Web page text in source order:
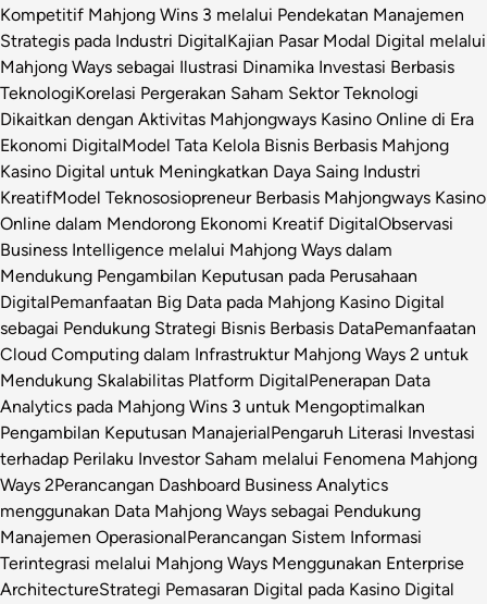
Kompetitif Mahjong Wins 3 melalui Pendekatan Manajemen
Strategis pada Industri DigitalKajian Pasar Modal Digital melalui
Mahjong Ways sebagai Ilustrasi Dinamika Investasi Berbasis
TeknologiKorelasi Pergerakan Saham Sektor Teknologi
Dikaitkan dengan Aktivitas Mahjongways Kasino Online di Era
Ekonomi DigitalModel Tata Kelola Bisnis Berbasis Mahjong
Kasino Digital untuk Meningkatkan Daya Saing Industri
KreatifModel Teknososiopreneur Berbasis Mahjongways Kasino
Online dalam Mendorong Ekonomi Kreatif DigitalObservasi
Business Intelligence melalui Mahjong Ways dalam
Mendukung Pengambilan Keputusan pada Perusahaan
DigitalPemanfaatan Big Data pada Mahjong Kasino Digital
sebagai Pendukung Strategi Bisnis Berbasis DataPemanfaatan
Cloud Computing dalam Infrastruktur Mahjong Ways 2 untuk
Mendukung Skalabilitas Platform DigitalPenerapan Data
Analytics pada Mahjong Wins 3 untuk Mengoptimalkan
Pengambilan Keputusan ManajerialPengaruh Literasi Investasi
terhadap Perilaku Investor Saham melalui Fenomena Mahjong
Ways 2Perancangan Dashboard Business Analytics
menggunakan Data Mahjong Ways sebagai Pendukung
Manajemen OperasionalPerancangan Sistem Informasi
Terintegrasi melalui Mahjong Ways Menggunakan Enterprise
ArchitectureStrategi Pemasaran Digital pada Kasino Digital